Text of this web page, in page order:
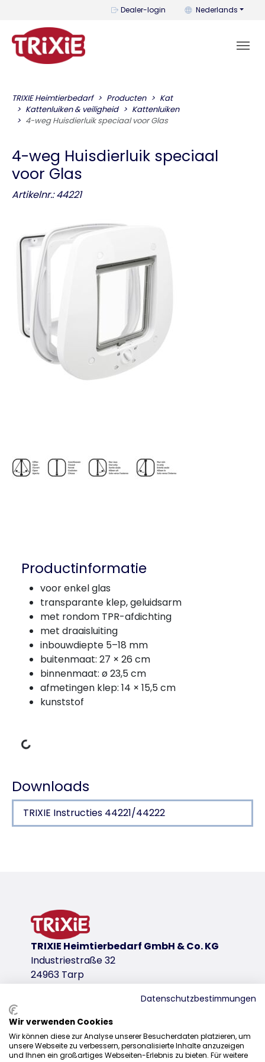
Dealer-login U kunt de taal
Nederlands
TRIXIE Heimtierbedarf Producten
Kat
Kattenluiken & veiligheid
Kattenluiken
4-weg Huisdierluik speciaal voor Glas
4-weg Huisdierluik speciaal
voor Glas
Artikelnr.: 44221
Productinformatie
voor enkel glas
transparante klep, geluidsarm
met rondom TPR-afdichting
met draaisluiting
inbouwdiepte 5–18 mm
buitenmaat: 27 × 26 cm
binnenmaat: ø 23,5 cm
afmetingen klep: 14 × 15,5 cm
kunststof
Gegevens laden
Downloads
TRIXIE Instructies 44221/44222
met rondom TPR-afdichting
met draaisluiting
inbouwdiepte 5–18 mm
buitenmaat: 27 × 26 cm
binnenmaat: ø 23,5 cm
productvariant
productvariant: uniek productnummer
TRIXIE Heimtierbedarf GmbH & Co. KG
Industriestraße 32
24963 Tarp
Distributie
+31 20 7980 995
Datenschutzbestimmungen
Wir verwenden Cookies
Wir können diese zur Analyse unserer Besucherdaten platzieren, um
unsere Webseite zu verbessern, personalisierte Inhalte anzuzeigen
und Ihnen ein großartiges Webseiten-Erlebnis zu bieten. Für weitere